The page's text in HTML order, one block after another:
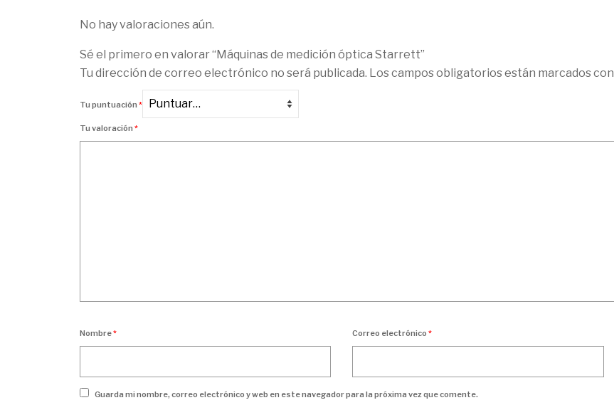
No hay valoraciones aún.
Sé el primero en valorar “Máquinas de medición óptica Starrett”
Tu dirección de correo electrónico no será publicada. Los campos obligatorios están marcados con
Tu puntuación *
Tu valoración *
Nombre* Correo electrónico*
Guarda mi nombre, correo electrónico y web en este navegador para la próxima vez que comente.